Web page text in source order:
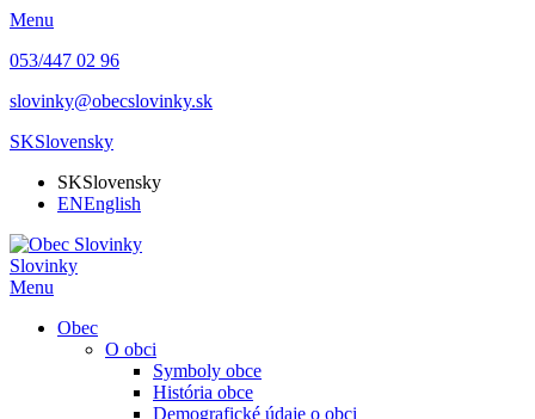
Menu
053/447 02 96
slovinky@obecslovinky.sk
SKSlovensky
SKSlovensky
ENEnglish
Slovinky
Menu
Obec
O obci
Symboly obce
História obce
Demografické údaje o obci